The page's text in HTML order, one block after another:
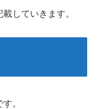
していきます。
す。